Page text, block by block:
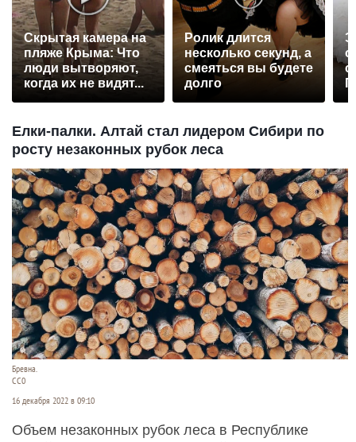
Скрытая камера на
пляже Крыма: Что
люди вытворяют,
когда их не видят...
Ролик длится
несколько секунд, а
смеяться вы будете
долго
Елки-палки. Алтай стал лидером Сибири по
росту незаконных рубок леса
Бревна.
СС0
16 декабря 2022 в 09:10
Объем незаконных рубок леса в Республике